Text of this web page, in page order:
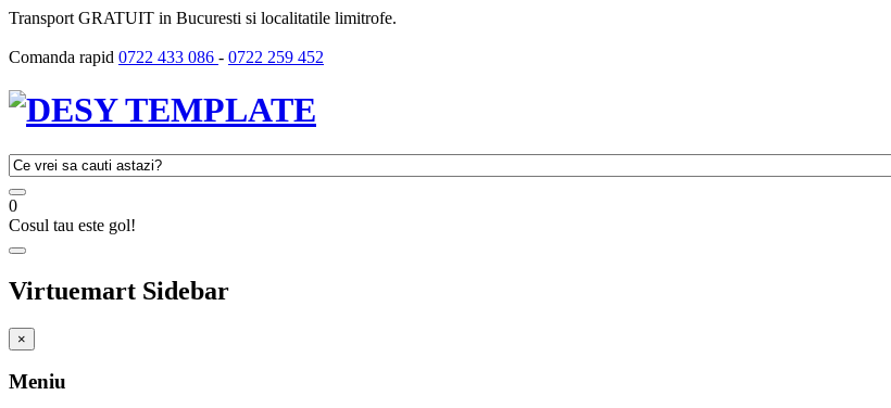
Transport GRATUIT in Bucuresti si localitatile limitrofe.
Comanda rapid 0722 433 086 - 0722 259 452
0
Cosul tau este gol!
Virtuemart Sidebar
×
Meniu